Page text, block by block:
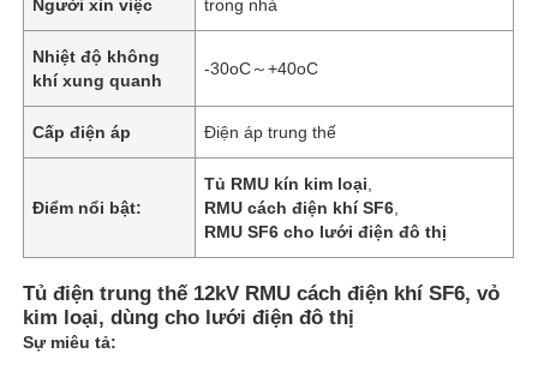
Người xin việc trong nhà
Nhiệt độ không
khí xung quanh
-30oC～+40oC
Cấp điện áp Điện áp trung thế
Điểm nổi bật:
Tủ RMU kín kim loại
RMU cách điện khí SF6
RMU SF6 cho lưới điện đô thị
Tủ điện trung thế 12kV RMU cách điện khí SF6, vỏ
kim loại, dùng cho lưới điện đô thị
Sự miêu tả: